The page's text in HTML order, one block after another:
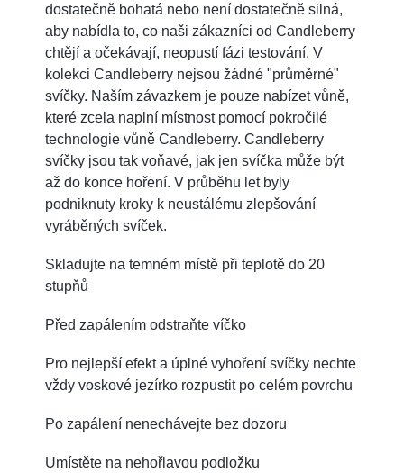
dostatečně bohatá nebo není dostatečně silná,
aby nabídla to, co naši zákazníci od Candleberry
chtějí a očekávají, neopustí fázi testování. V
kolekci Candleberry nejsou žádné "průměrné"
svíčky. Naším závazkem je pouze nabízet vůně,
které zcela naplní místnost pomocí pokročilé
technologie vůně Candleberry. Candleberry
svíčky jsou tak voňavé, jak jen svíčka může být
až do konce hoření. V průběhu let byly
podniknuty kroky k neustálému zlepšování
vyráběných svíček.
Skladujte na temném místě při teplotě do 20
stupňů
Před zapálením odstraňte víčko
Pro nejlepší efekt a úplné vyhoření svíčky nechte
vždy voskové jezírko rozpustit po celém povrchu
Po zapálení nenechávejte bez dozoru
Umístěte na nehořlavou podložku